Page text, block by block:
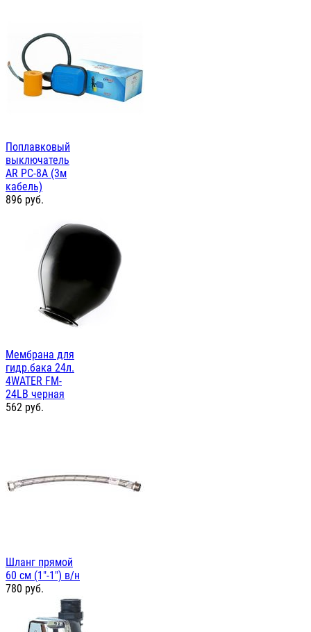
Поплавковый
выключатель
AR PC-8A (3м
кабель)
896 руб.
Мембрана для
гидр.бака 24л.
4WATER FM-
24LB черная
562 руб.
Шланг прямой
60 см (1"-1") в/н
780 руб.